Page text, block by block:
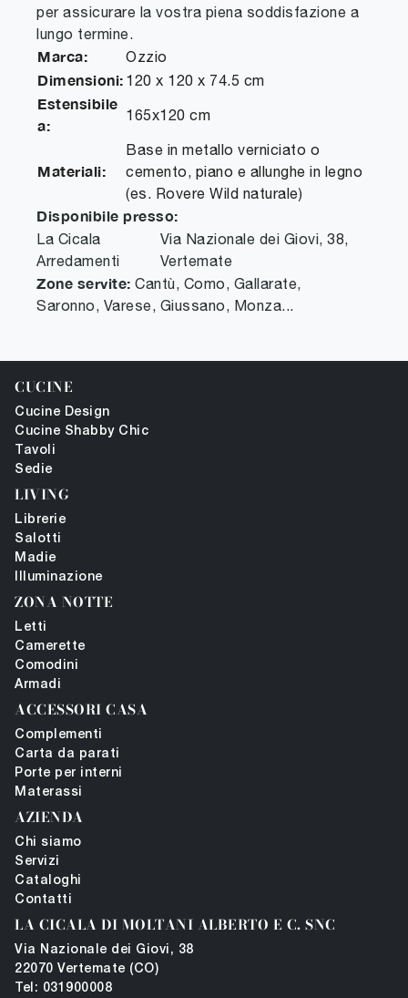
per assicurare la vostra piena soddisfazione a
lungo termine.
Marca: Ozzio
Dimensioni: 120 x 120 x 74.5 cm
Estensibile
a:
165x120 cm
Materiali:
Base in metallo verniciato o
cemento, piano e allunghe in legno
(es. Rovere Wild naturale)
Disponibile presso:
La Cicala
Arredamenti
Via Nazionale dei Giovi, 38,
Vertemate
Zone servite: Cantù, Como, Gallarate,
Saronno, Varese, Giussano, Monza...
CUCINE
Cucine Design
Cucine Shabby Chic
Tavoli
Sedie
LIVING
Librerie
Salotti
Madie
Illuminazione
ZONA NOTTE
Letti
Camerette
Comodini
Armadi
ACCESSORI CASA
Complementi
Carta da parati
Porte per interni
Materassi
AZIENDA
Chi siamo
Servizi
Cataloghi
Contatti
LA CICALA DI MOLTANI ALBERTO E C. SNC
Via Nazionale dei Giovi, 38
22070 Vertemate (CO)
Tel: 031900008